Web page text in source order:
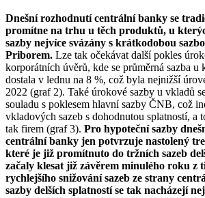
Dnešní rozhodnutí centrální banky se
promítne na trhu u těch produktů, u
sazby nejvíce svázány s krátkodobou
Priborem. Lze tak očekávat další pokles
korporátních úvěrů, kde se průměrná sazba u
dostala v lednu na 8 %, což byla nejnižší
2022 (graf 2). Také úrokové sazby u vkladů
souladu s poklesem hlavní sazby ČNB, což
vkladových sazeb s dohodnutou splatností, a
tak firem (graf 3). Pro hypoteční sazby
centrální banky jen potvrzuje nastolený
které je již promítnuto do tržních sazeb
začaly klesat již závěrem minulého roku z
rychlejšího snižování sazeb ze strany
sazby delších splatností se tak nacházejí